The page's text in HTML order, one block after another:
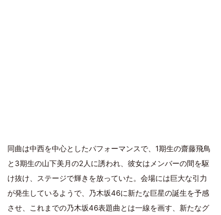
同曲は中西を中心としたパフォーマンスで、1期生の齋藤飛鳥
と3期生の山下美月の2人に誘われ、彼女はメンバーの間を駆
け抜け、ステージで輝きを放っていた。会場には巨大な引力
が発生しているようで、乃木坂46に新たな巨星の誕生を予感
させ、これまでの乃木坂46表題曲とは一線を画す、新たなグ